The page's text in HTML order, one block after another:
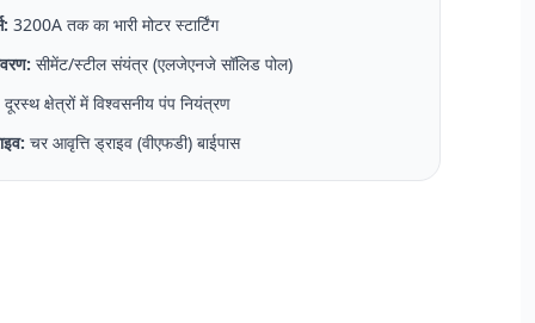
3200A तक का भारी मोटर स्टार्टिंग
सीमेंट/स्टील संयंत्र (एलजेएनजे सॉलिड पोल)
दूरस्थ क्षेत्रों में विश्वसनीय पंप नियंत्रण
चर आवृत्ति ड्राइव (वीएफडी) बाईपास